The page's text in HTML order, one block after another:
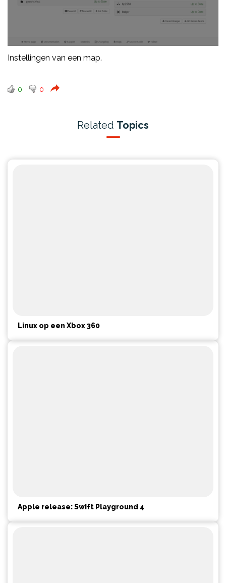
Instellingen van een map.
0 0
Related Topics
Linux op een Xbox 360
Apple release: Swift Playground 4